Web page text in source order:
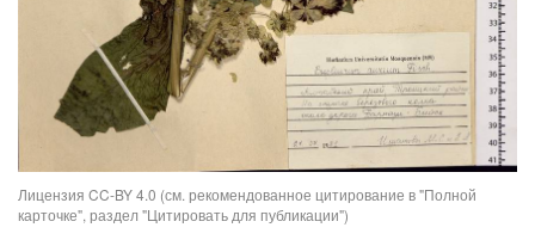
Лицензия CC-BY 4.0 (см. рекомендованное цитирование в "Полной
карточке", раздел "Цитировать для публикации")